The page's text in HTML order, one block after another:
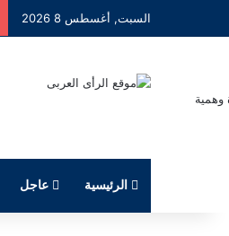
السبت, أغسطس 8 2026
الرئيسية عاجل